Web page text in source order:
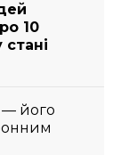
10
— його